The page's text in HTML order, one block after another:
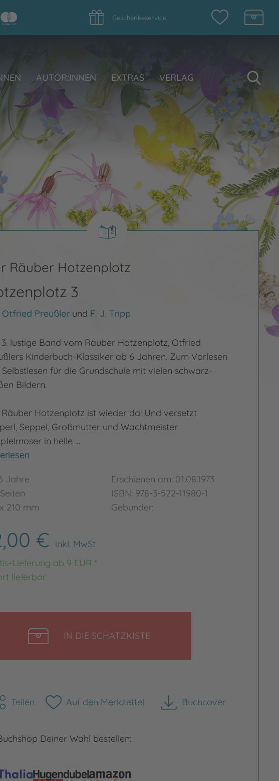
Geschenkeservice
AUTOR:INNEN EXTRAS VERLAG
Räuber Hotzenplotz
3
Otfried Preußlerund F. J. Tripp
lustige Band vom Räuber Hotzenplotz, Otfried
Kinderbuch-Klassiker ab 6 Jahren. Zum Vorlesen
für die Grundschule mit vielen schwarz-
Bildern.
Hotzenplotz ist wieder da! Und versetzt
Seppel, Großmutter und Wachtmeister
in helle …
Jahre
210 mm
Erschienen am: 01.08.1973
ISBN: 978-3-522-11980-1
Gebunden
€ inkl. MwSt
Lieferung ab 9 EUR *
lieferbar
IN DIE SCHATZKISTE
Teilen Auf den Merkzettel Buchcover
herunterladen
Deiner Wahl bestellen: